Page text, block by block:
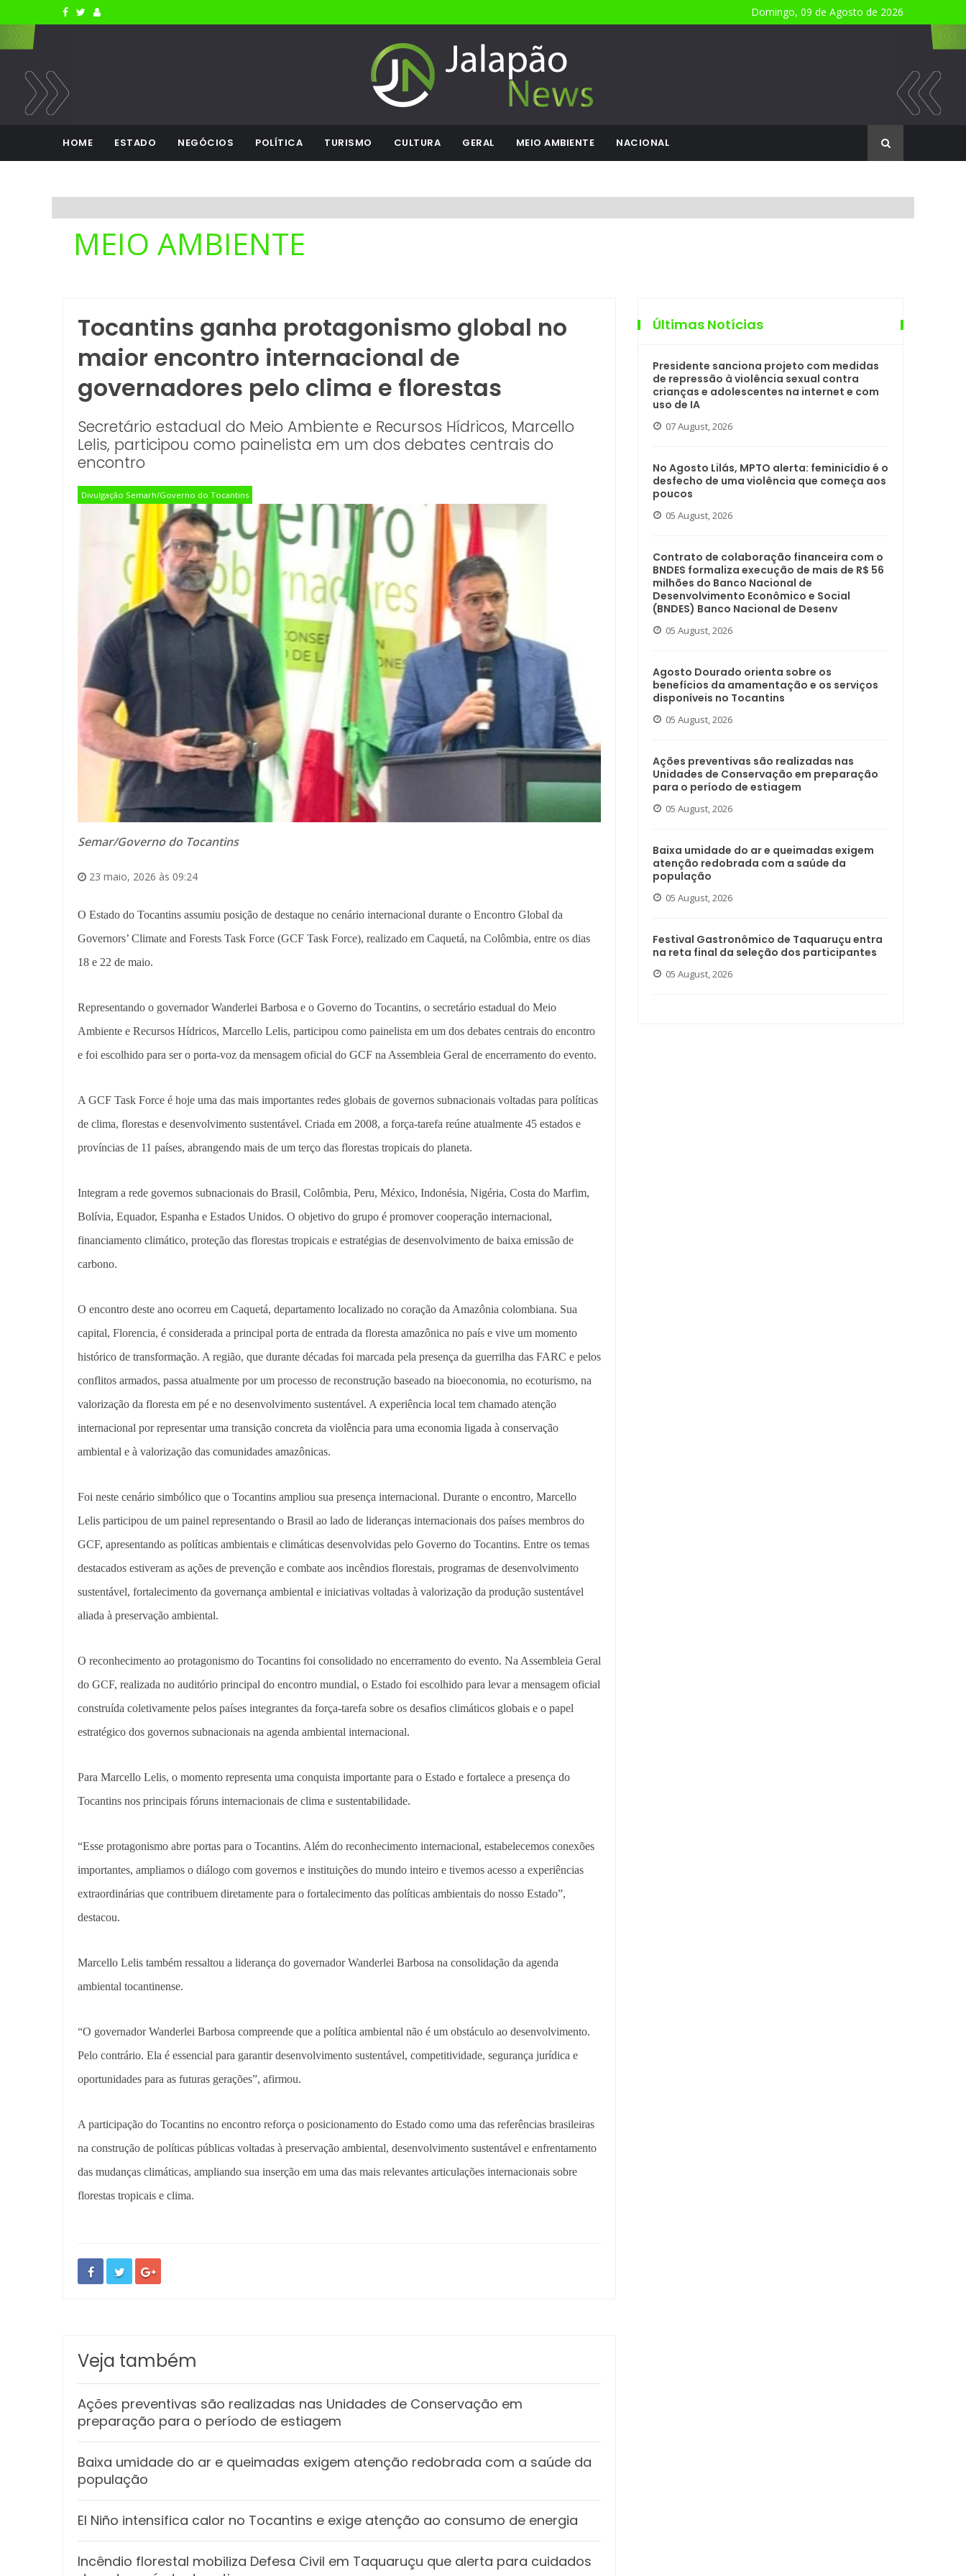
Domingo, 09 de Agosto de 2026
HOME ESTADO NEGÓCIOS POLÍTICA TURISMO CULTURA GERAL MEIO AMBIENTE NACIONAL
MEIO AMBIENTE
Tocantins ganha protagonismo global no
maior encontro internacional de
governadores pelo clima e florestas
Secretário estadual do Meio Ambiente e Recursos Hídricos, Marcello
Lelis, participou como painelista em um dos debates centrais do
encontro
Divulgação Semarh/Governo do Tocantins
Semar/Governo do Tocantins
23 maio, 2026 às 09:24
O Estado do Tocantins assumiu posição de destaque no cenário internacional durante o Encontro Global da
Governors’ Climate and Forests Task Force (GCF Task Force), realizado em Caquetá, na Colômbia, entre os dias
18 e 22 de maio.
Representando o governador Wanderlei Barbosa e o Governo do Tocantins, o secretário estadual do Meio
Ambiente e Recursos Hídricos, Marcello Lelis, participou como painelista em um dos debates centrais do encontro
e foi escolhido para ser o porta-voz da mensagem oficial do GCF na Assembleia Geral de encerramento do evento.
A GCF Task Force é hoje uma das mais importantes redes globais de governos subnacionais voltadas para políticas
de clima, florestas e desenvolvimento sustentável. Criada em 2008, a força-tarefa reúne atualmente 45 estados e
províncias de 11 países, abrangendo mais de um terço das florestas tropicais do planeta.
Integram a rede governos subnacionais do Brasil, Colômbia, Peru, México, Indonésia, Nigéria, Costa do Marfim,
Bolívia, Equador, Espanha e Estados Unidos. O objetivo do grupo é promover cooperação internacional,
financiamento climático, proteção das florestas tropicais e estratégias de desenvolvimento de baixa emissão de
carbono.
O encontro deste ano ocorreu em Caquetá, departamento localizado no coração da Amazônia colombiana. Sua
capital, Florencia, é considerada a principal porta de entrada da floresta amazônica no país e vive um momento
histórico de transformação. A região, que durante décadas foi marcada pela presença da guerrilha das FARC e pelos
conflitos armados, passa atualmente por um processo de reconstrução baseado na bioeconomia, no ecoturismo, na
valorização da floresta em pé e no desenvolvimento sustentável. A experiência local tem chamado atenção
internacional por representar uma transição concreta da violência para uma economia ligada à conservação
ambiental e à valorização das comunidades amazônicas.
Foi neste cenário simbólico que o Tocantins ampliou sua presença internacional. Durante o encontro, Marcello
Lelis participou de um painel representando o Brasil ao lado de lideranças internacionais dos países membros do
GCF, apresentando as políticas ambientais e climáticas desenvolvidas pelo Governo do Tocantins. Entre os temas
destacados estiveram as ações de prevenção e combate aos incêndios florestais, programas de desenvolvimento
sustentável, fortalecimento da governança ambiental e iniciativas voltadas à valorização da produção sustentável
aliada à preservação ambiental.
O reconhecimento ao protagonismo do Tocantins foi consolidado no encerramento do evento. Na Assembleia Geral
do GCF, realizada no auditório principal do encontro mundial, o Estado foi escolhido para levar a mensagem oficial
construída coletivamente pelos países integrantes da força-tarefa sobre os desafios climáticos globais e o papel
estratégico dos governos subnacionais na agenda ambiental internacional.
Para Marcello Lelis, o momento representa uma conquista importante para o Estado e fortalece a presença do
Tocantins nos principais fóruns internacionais de clima e sustentabilidade.
“Esse protagonismo abre portas para o Tocantins. Além do reconhecimento internacional, estabelecemos conexões
importantes, ampliamos o diálogo com governos e instituições do mundo inteiro e tivemos acesso a experiências
extraordinárias que contribuem diretamente para o fortalecimento das políticas ambientais do nosso Estado”,
destacou.
Marcello Lelis também ressaltou a liderança do governador Wanderlei Barbosa na consolidação da agenda
ambiental tocantinense.
“O governador Wanderlei Barbosa compreende que a política ambiental não é um obstáculo ao desenvolvimento.
Pelo contrário. Ela é essencial para garantir desenvolvimento sustentável, competitividade, segurança jurídica e
oportunidades para as futuras gerações”, afirmou.
A participação do Tocantins no encontro reforça o posicionamento do Estado como uma das referências brasileiras
na construção de políticas públicas voltadas à preservação ambiental, desenvolvimento sustentável e enfrentamento
das mudanças climáticas, ampliando sua inserção em uma das mais relevantes articulações internacionais sobre
florestas tropicais e clima.
Veja também
Ações preventivas são realizadas nas Unidades de Conservação em
preparação para o período de estiagem
Baixa umidade do ar e queimadas exigem atenção redobrada com a saúde da
população
El Niño intensifica calor no Tocantins e exige atenção ao consumo de energia
Incêndio florestal mobiliza Defesa Civil em Taquaruçu que alerta para cuidados
Últimas Notícias
Presidente sanciona projeto com medidas
de repressão à violência sexual contra
crianças e adolescentes na internet e com
uso de IA
07 August, 2026
No Agosto Lilás, MPTO alerta: feminicídio é o
desfecho de uma violência que começa aos
poucos
05 August, 2026
Contrato de colaboração financeira com o
BNDES formaliza execução de mais de R$ 56
milhões do Banco Nacional de
Desenvolvimento Econômico e Social
(BNDES) Banco Nacional de Desenv
05 August, 2026
Agosto Dourado orienta sobre os
benefícios da amamentação e os serviços
disponíveis no Tocantins
05 August, 2026
Ações preventivas são realizadas nas
Unidades de Conservação em preparação
para o período de estiagem
05 August, 2026
Baixa umidade do ar e queimadas exigem
atenção redobrada com a saúde da
população
05 August, 2026
Festival Gastronômico de Taquaruçu entra
na reta final da seleção dos participantes
05 August, 2026